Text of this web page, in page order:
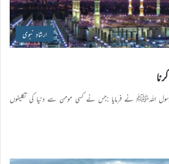
ارشادِ نبوی
اللہﷺ نے فرمایا :جس نے کسی مومن سے دنیا کی تکلیفوں